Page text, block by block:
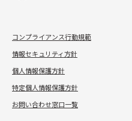
コンプライアンス行動規範
情報セキュリティ方針
個人情報保護方針
特定個人情報保護方針
お問い合わせ窓口一覧
で解決